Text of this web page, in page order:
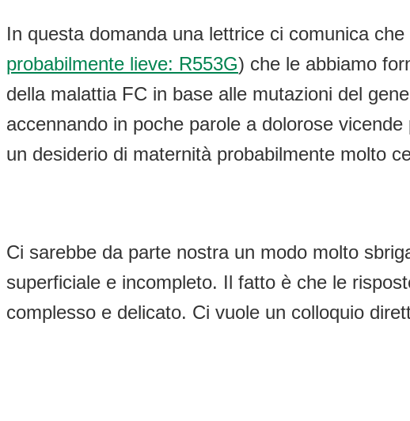
In questa domanda una lettrice ci comunica
probabilmente lieve: R553G) che le abbiamo
della malattia FC in base alle mutazioni del
accennando in poche parole a dolorose
un desiderio di maternità probabilmente molto
Ci sarebbe da parte nostra un modo molto
superficiale e incompleto. Il fatto è che le
complesso e delicato. Ci vuole un colloquio